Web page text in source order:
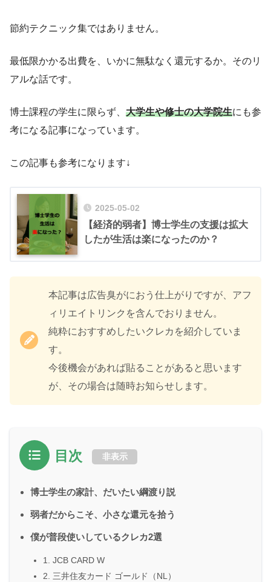
節約テクニック集ではありません。
最低限かかる出費を、いかに無駄なく還元するか。そのリ
アルな話です。
博士課程の学生に限らず、 大学生や修士の大学院生にも参
考になる記事になっています。
この記事も参考になります↓
2025-05-02
【経済的弱者】博士学生の支援は拡大
したが生活は楽になったのか？
本記事は広告臭がにおう仕上がりですが、アフ
ィリエイトリンクを含んでおりません。
純粋におすすめしたいクレカを紹介していま
す。
今後機会があれば貼ることがあると思います
が、その場合は随時お知らせします。
目次 非表示
博士学生の家計、だいたい綱渡り説
弱者だからこそ、小さな還元を拾う
僕が普段使いしているクレカ2選
1. JCB CARD W
2. 三井住友カード ゴールド（NL）